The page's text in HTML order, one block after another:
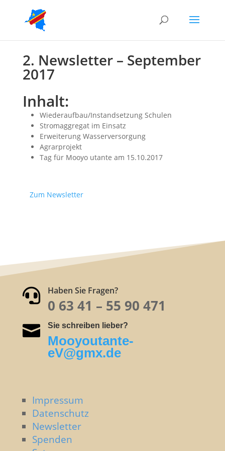
2. Newsletter – September
2017
Inhalt:
Wiederaufbau/Instandsetzung Schulen
Stromaggregat im Einsatz
Erweiterung Wasserversorgung
Agrarprojekt
Tag für Mooyo utante am 15.10.2017
Zum Newsletter
 Haben Sie Fragen?
0 63 41 – 55 90 471
 Sie schreiben lieber?
Mooyoutante-
eV@gmx.de
Impressum
Datenschutz
Newsletter
Spenden